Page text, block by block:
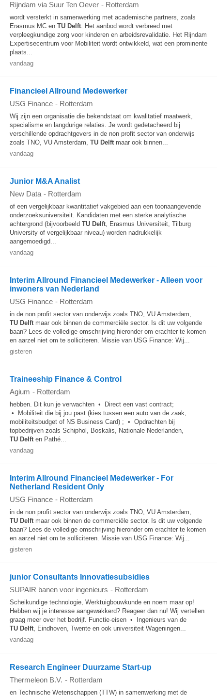
Rijndam via Suur Ten Oever - Rotterdam
wordt versterkt in samenwerking met academische partners, zoals
Erasmus MC en TU Delft. Het aanbod wordt verbreed met
verpleegkundige zorg voor kinderen en arbeidsrevalidatie. Het Rijndam
Expertisecentrum voor Mobiliteit wordt ontwikkeld, wat een prominente
plaats...
vandaag
Financieel Allround Medewerker
USG Finance - Rotterdam
Wij zijn een organisatie die bekendstaat om kwalitatief maatwerk,
specialisme en langdurige relaties. Je wordt gedetacheerd bij
verschillende opdrachtgevers in de non profit sector van onderwijs
zoals TNO, VU Amsterdam, TU Delftmaar ook binnen...
vandaag
Junior M&A Analist
New Data - Rotterdam
of een vergelijkbaar kwantitatief vakgebied aan een toonaangevende
onderzoeksuniversiteit. Kandidaten met een sterke analytische
achtergrond (bijvoorbeeld TU Delft, Erasmus Universiteit, Tilburg
University of vergelijkbaar niveau) worden nadrukkelijk
aangemoedigd...
vandaag
Interim Allround Financieel Medewerker - Alleen voor
inwoners van Nederland
USG Finance - Rotterdam
in de non profit sector van onderwijs zoals TNO, VU Amsterdam,
TU Delftmaar ook binnen de commerciële sector. Is dit uw volgende
baan? Lees de volledige omschrijving hieronder om erachter te komen
en aarzel niet om te solliciteren. Missie van USG Finance: Wij...
gisteren
Traineeship Finance & Control
Agium - Rotterdam
hebben. Dit kun je verwachten • Direct een vast contract;
• Mobiliteit die bij jou past (kies tussen een auto van de zaak,
mobiliteitsbudget of NS Business Card) ; • Opdrachten bij
topbedrijven zoals Schiphol, Boskalis, Nationale Nederlanden,
TU Delften Pathé...
vandaag
Interim Allround Financieel Medewerker - For
Netherland Resident Only
USG Finance - Rotterdam
in de non profit sector van onderwijs zoals TNO, VU Amsterdam,
TU Delftmaar ook binnen de commerciële sector. Is dit uw volgende
baan? Lees de volledige omschrijving hieronder om erachter te komen
en aarzel niet om te solliciteren. Missie van USG Finance: Wij...
gisteren
junior Consultants Innovatiesubsidies
SUPAIR banen voor ingenieurs - Rotterdam
Scheikundige technologie, Werktuigbouwkunde en noem maar op!
Hebben wij je interesse aangewakkerd? Reageer dan nu! Wij vertellen
graag meer over het bedrijf. Functie-eisen • Ingenieurs van de
TU Delft, Eindhoven, Twente en ook universiteit Wageningen...
vandaag
Research Engineer Duurzame Start-up
Thermeleon B.V. - Rotterdam
en Technische Wetenschappen (TTW) in samenwerking met de